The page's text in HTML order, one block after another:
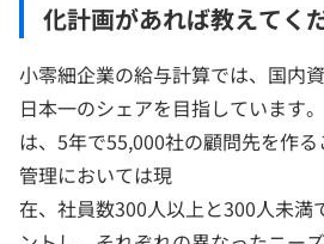
化計画があれば教えてく
小零細企業の給与計算では、国内
日本一のシェアを目指しています
は、5年で55,000社の顧問先を作
管理においては現
在、社員数300人以上と300人未満